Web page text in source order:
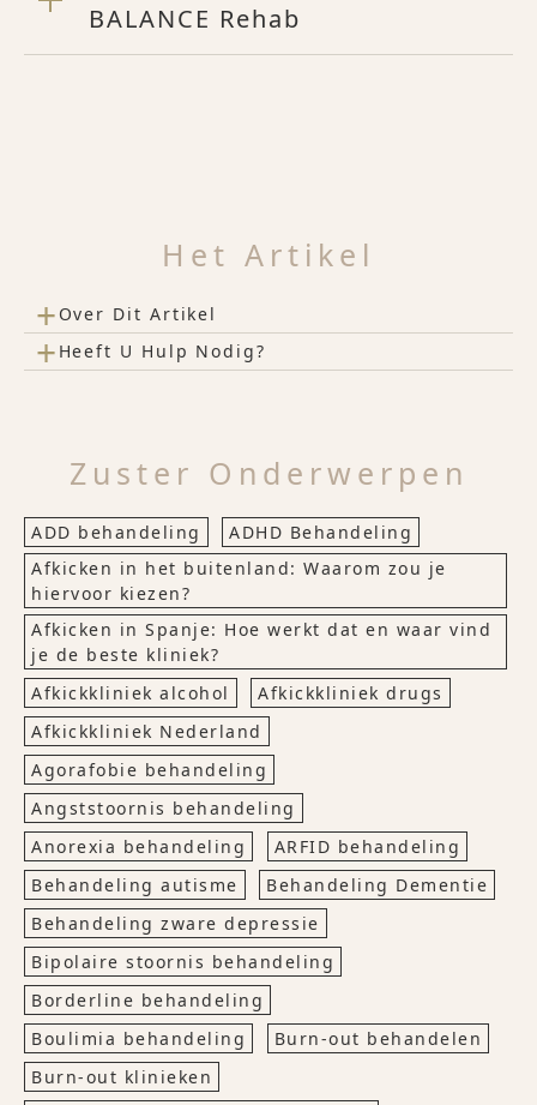
BALANCE Rehab
Het Artikel
+ Over Dit Artikel
+ Heeft U Hulp Nodig?
Zuster Onderwerpen
ADD behandeling
ADHD Behandeling
Afkicken in het buitenland: Waarom zou je
hiervoor kiezen?
Afkicken in Spanje: Hoe werkt dat en waar vind
je de beste kliniek?
Afkickkliniek alcohol
Afkickkliniek drugs
Afkickkliniek Nederland
Agorafobie behandeling
Angststoornis behandeling
Anorexia behandeling
ARFID behandeling
Behandeling autisme
Behandeling Dementie
Behandeling zware depressie
Bipolaire stoornis behandeling
Borderline behandeling
Boulimia behandeling
Burn-out behandelen
Burn-out klinieken